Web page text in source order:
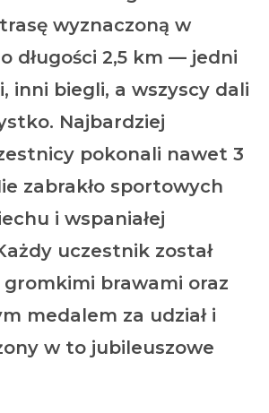
wyznaczoną w
długości 2,5 km — jedni
inni biegli, a wszyscy dali
Najbardziej
pokonali nawet 3
zabrakło sportowych
i wspaniałej
uczestnik został
brawami oraz
medalem za udział i
w to jubileuszowe